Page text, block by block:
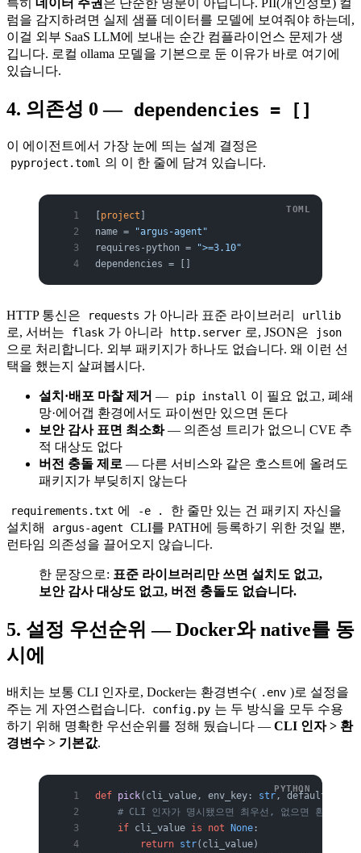
특히 데이터 주권 은 단순한 명분이 아닙니다. PII(개인정보) 컬
럼을 감지하려면 실제 샘플 데이터를 모델에 보여줘야 하는데,
이걸 외부 SaaS LLM에 보내는 순간 컴플라이언스 문제가 생
깁니다. 로컬 ollama 모델을 기본으로 둔 이유가 바로 여기에
있습니다.
4. 의존성 0 — dependencies = []
이 에이전트에서 가장 눈에 띄는 설계 결정은
pyproject.toml 의 이 한 줄에 담겨 있습니다.
project
name =
"argus-agent"
requires-python =
">=3.10"
dependencies = []
HTTP 통신은 requests 가 아니라 표준 라이브러리 urllib
로, 서버는 flask 가 아니라 http.server 로, JSON은 json
으로 처리합니다. 외부 패키지가 하나도 없습니다. 왜 이런 선
택을 했는지 살펴봅시다.
설치·배포 마찰 제거 — pip install 이 필요 없고, 폐쇄
망·에어갭 환경에서도 파이썬만 있으면 돈다
보안 감사 표면 최소화— 의존성 트리가 없으니 CVE 추
적 대상도 없다
버전 충돌 제로 — 다른 서비스와 같은 호스트에 올려도
패키지가 부딪히지 않는다
requirements.txt 에 -e .
한 줄만 있는 건 패키지 자신을
설치해
argus-agent
CLI를 PATH에 등록하기 위한 것일 뿐,
런타임 의존성을 끌어오지 않습니다.
한 문장으로: 표준 라이브러리만 쓰면 설치도 없고,
보안 감사 대상도 없고, 버전 충돌도 없습니다.
5. 설정 우선순위 — Docker와 native를 동
시에
배치는 보통 CLI 인자로, Docker는 환경변수( .env )로 설정을
주는 게 자연스럽습니다.
config.py 는 두 방식을 모두 수용
하기 위해 명확한 우선순위를 정해 뒀습니다 — CLI 인자 > 환
경변수 > 기본값.
def pick(cli_value, env_key: str, default:
# CLI 인자가 명시됐으면 최우선, 없으면 환경변수
    if
cli_value is not None :
        return
str(cli_value)